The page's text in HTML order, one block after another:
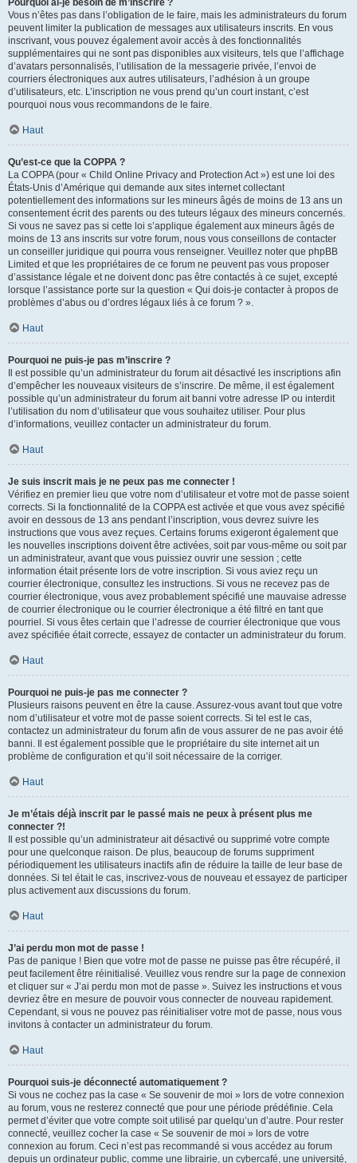
Pourquoi ai-je besoin de m’inscrire ?
Vous n’êtes pas dans l’obligation de le faire, mais les administrateurs du forum
peuvent limiter la publication de messages aux utilisateurs inscrits. En vous
inscrivant, vous pouvez également avoir accès à des fonctionnalités
supplémentaires qui ne sont pas disponibles aux visiteurs, tels que l’affichage
d’avatars personnalisés, l’utilisation de la messagerie privée, l’envoi de
courriers électroniques aux autres utilisateurs, l’adhésion à un groupe
d’utilisateurs, etc. L’inscription ne vous prend qu’un court instant, c’est
pourquoi nous vous recommandons de le faire.
Haut
Qu’est-ce que la COPPA ?
La COPPA (pour « Child Online Privacy and Protection Act ») est une loi des
États-Unis d’Amérique qui demande aux sites internet collectant
potentiellement des informations sur les mineurs âgés de moins de 13 ans un
consentement écrit des parents ou des tuteurs légaux des mineurs concernés.
Si vous ne savez pas si cette loi s’applique également aux mineurs âgés de
moins de 13 ans inscrits sur votre forum, nous vous conseillons de contacter
un conseiller juridique qui pourra vous renseigner. Veuillez noter que phpBB
Limited et que les propriétaires de ce forum ne peuvent pas vous proposer
d’assistance légale et ne doivent donc pas être contactés à ce sujet, excepté
lorsque l’assistance porte sur la question « Qui dois-je contacter à propos de
problèmes d’abus ou d’ordres légaux liés à ce forum ? ».
Haut
Pourquoi ne puis-je pas m’inscrire ?
Il est possible qu’un administrateur du forum ait désactivé les inscriptions afin
d’empêcher les nouveaux visiteurs de s’inscrire. De même, il est également
possible qu’un administrateur du forum ait banni votre adresse IP ou interdit
l’utilisation du nom d’utilisateur que vous souhaitez utiliser. Pour plus
d’informations, veuillez contacter un administrateur du forum.
Haut
Je suis inscrit mais je ne peux pas me connecter !
Vérifiez en premier lieu que votre nom d’utilisateur et votre mot de passe soient
corrects. Si la fonctionnalité de la COPPA est activée et que vous avez spécifié
avoir en dessous de 13 ans pendant l’inscription, vous devrez suivre les
instructions que vous avez reçues. Certains forums exigeront également que
les nouvelles inscriptions doivent être activées, soit par vous-même ou soit par
un administrateur, avant que vous puissiez ouvrir une session ; cette
information était présente lors de votre inscription. Si vous aviez reçu un
courrier électronique, consultez les instructions. Si vous ne recevez pas de
courrier électronique, vous avez probablement spécifié une mauvaise adresse
de courrier électronique ou le courrier électronique a été filtré en tant que
pourriel. Si vous êtes certain que l’adresse de courrier électronique que vous
avez spécifiée était correcte, essayez de contacter un administrateur du forum.
Haut
Pourquoi ne puis-je pas me connecter ?
Plusieurs raisons peuvent en être la cause. Assurez-vous avant tout que votre
nom d’utilisateur et votre mot de passe soient corrects. Si tel est le cas,
contactez un administrateur du forum afin de vous assurer de ne pas avoir été
banni. Il est également possible que le propriétaire du site internet ait un
problème de configuration et qu’il soit nécessaire de la corriger.
Haut
Je m’étais déjà inscrit par le passé mais ne peux à présent plus me
connecter ?!
Il est possible qu’un administrateur ait désactivé ou supprimé votre compte
pour une quelconque raison. De plus, beaucoup de forums suppriment
périodiquement les utilisateurs inactifs afin de réduire la taille de leur base de
données. Si tel était le cas, inscrivez-vous de nouveau et essayez de participer
plus activement aux discussions du forum.
Haut
J’ai perdu mon mot de passe !
Pas de panique ! Bien que votre mot de passe ne puisse pas être récupéré, il
peut facilement être réinitialisé. Veuillez vous rendre sur la page de connexion
et cliquer sur « J’ai perdu mon mot de passe ». Suivez les instructions et vous
devriez être en mesure de pouvoir vous connecter de nouveau rapidement.
Cependant, si vous ne pouvez pas réinitialiser votre mot de passe, nous vous
invitons à contacter un administrateur du forum.
Haut
Pourquoi suis-je déconnecté automatiquement ?
Si vous ne cochez pas la case « Se souvenir de moi » lors de votre connexion
au forum, vous ne resterez connecté que pour une période prédéfinie. Cela
permet d’éviter que votre compte soit utilisé par quelqu’un d’autre. Pour rester
connecté, veuillez cocher la case « Se souvenir de moi » lors de votre
connexion au forum. Ceci n’est pas recommandé si vous accédez au forum
depuis un ordinateur public, comme une librairie, un cybercafé, une université,